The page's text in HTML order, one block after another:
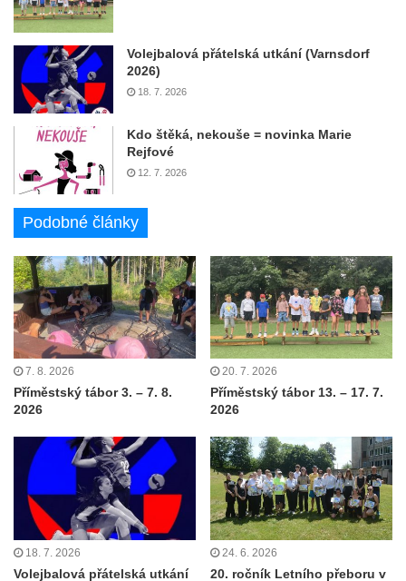
Volejbalová přátelská utkání (Varnsdorf
2026)
18. 7. 2026
Kdo štěká, nekouše = novinka Marie
Rejfové
12. 7. 2026
Podobné články
7. 8. 2026
Příměstský tábor 3. – 7. 8.
2026
20. 7. 2026
Příměstský tábor 13. – 17. 7.
2026
18. 7. 2026
Volejbalová přátelská utkání
24. 6. 2026
20. ročník Letního přeboru v